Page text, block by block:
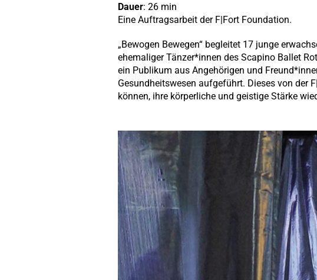
Dauer: 26 min
Eine Auftragsarbeit der F|Fort Foundation.
„Bewogen Bewegen“ begleitet 17 junge
ehemaliger Tänzer*innen des Scapino Ballet
ein Publikum aus Angehörigen und
Gesundheitswesen aufgeführt. Dieses von der
können, ihre körperliche und geistige Stärke